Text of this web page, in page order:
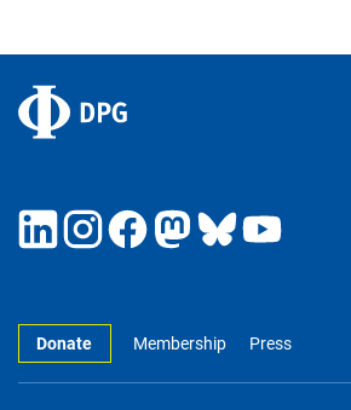
Donate Membership Press